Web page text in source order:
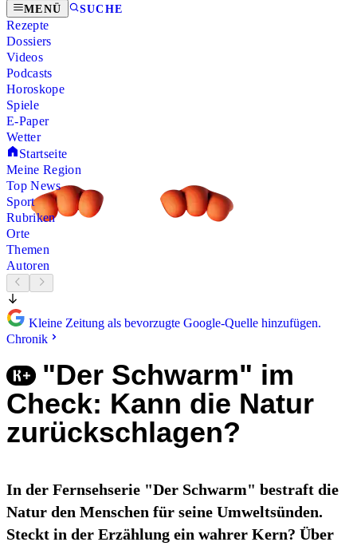
MENÜ SUCHE
Rezepte
Dossiers
Videos
Podcasts
Horoskope
Spiele
E-Paper
Wetter
Startseite
Meine Region
Top News
Sport
Rubriken
Orte
Themen
Autoren
Kleine Zeitung als bevorzugte Google-Quelle hinzufügen.
Chronik
"Der Schwarm" im
Check: Kann die Natur
zurückschlagen?
In der Fernsehserie "Der Schwarm" bestraft die
Natur den Menschen für seine Umweltsünden.
Steckt in der Erzählung ein wahrer Kern? Über